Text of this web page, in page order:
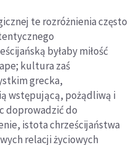
te rozróżnienia często
byłaby miłość
kultura zaś
grecka,
wstępującą, pożądliwą i
doprowadzić do
istota chrześcijaństwa
relacji życiowych